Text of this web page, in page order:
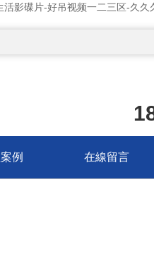
影碟片-好吊视频一二三区-久
例 在線留言